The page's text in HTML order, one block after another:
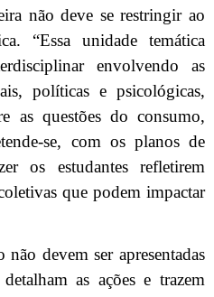
não deve se restringir ao
“Essa unidade temática
envolvendo as
políticas e psicológicas,
as questões do consumo,
se, com os planos de
os estudantes refletirem
que podem impactar
devem ser apresentadas
as ações e trazem